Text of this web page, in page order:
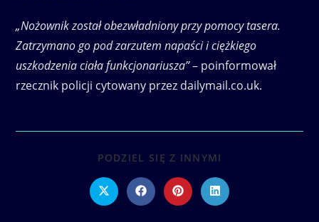
„Nożownik został obezwładniony przy pomocy tasera.
Zatrzymano go pod zarzutem napaści i ciężkiego
uszkodzenia ciała funkcjonariusza”– poinformował
rzecznik policji cytowany przez dailymail.co.uk.
PODZIEL SIĘ Z INNYMI
CONTENT
Opens
in
Opens
in
Opens
in
Opens
in